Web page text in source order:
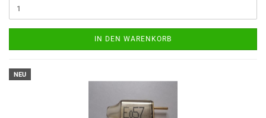
IN DEN WARENKORB
NEU